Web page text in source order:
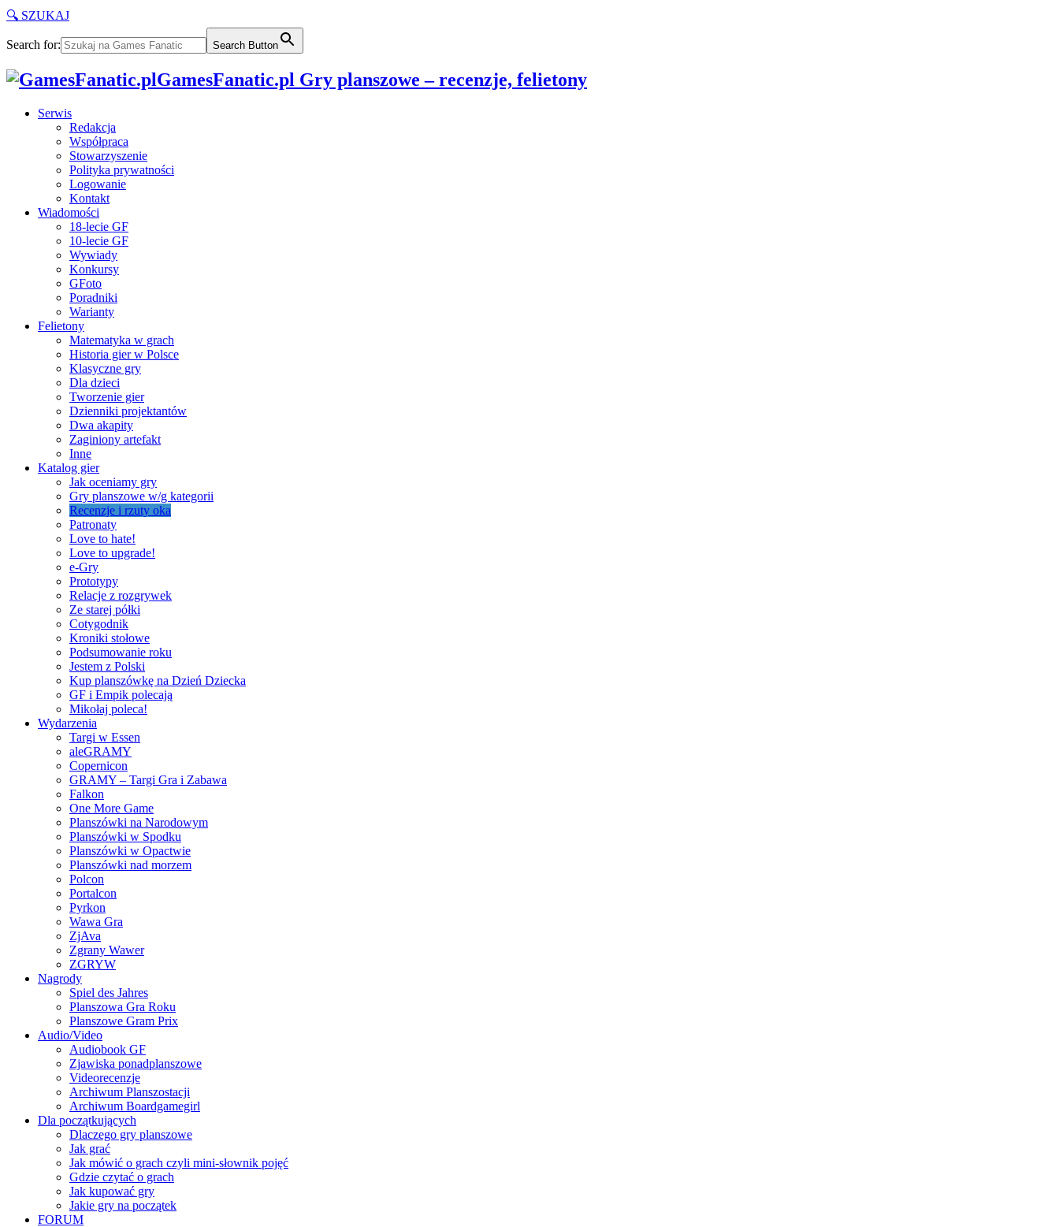
🔍 SZUKAJ
Search for: Search Button
GamesFanatic.pl Gry planszowe – recenzje, felietony
Serwis
Redakcja
Współpraca
Stowarzyszenie
Polityka prywatności
Logowanie
Kontakt
Wiadomości
18-lecie GF
10-lecie GF
Wywiady
Konkursy
GFoto
Poradniki
Warianty
Felietony
Matematyka w grach
Historia gier w Polsce
Klasyczne gry
Dla dzieci
Tworzenie gier
Dzienniki projektantów
Dwa akapity
Zaginiony artefakt
Inne
Katalog gier
Jak oceniamy gry
Gry planszowe w/g kategorii
Recenzje i rzuty oka
Patronaty
Love to hate!
Love to upgrade!
e-Gry
Prototypy
Relacje z rozgrywek
Ze starej półki
Cotygodnik
Kroniki stołowe
Podsumowanie roku
Jestem z Polski
Kup planszówkę na Dzień Dziecka
GF i Empik polecają
Mikołaj poleca!
Wydarzenia
Targi w Essen
aleGRAMY
Copernicon
GRAMY – Targi Gra i Zabawa
Falkon
One More Game
Planszówki na Narodowym
Planszówki w Spodku
Planszówki w Opactwie
Planszówki nad morzem
Polcon
Portalcon
Pyrkon
Wawa Gra
ZjAva
Zgrany Wawer
ZGRYW
Nagrody
Spiel des Jahres
Planszowa Gra Roku
Planszowe Gram Prix
Audio/Video
Audiobook GF
Zjawiska ponadplanszowe
Videorecenzje
Archiwum Planszostacji
Archiwum Boardgamegirl
Dla początkujących
Dlaczego gry planszowe
Jak grać
Jak mówić o grach czyli mini-słownik pojęć
Gdzie czytać o grach
Jak kupować gry
Jakie gry na początek
FORUM